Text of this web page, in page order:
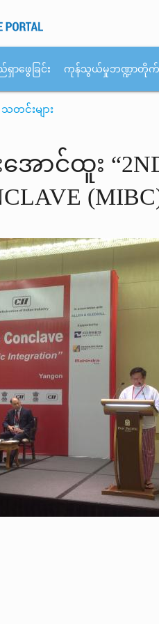
ာဖွေခြင်း ကုန်သွယ်မှုဘဏ္ဍာတိုက်
သတင်းများ
ာင်ထူး “2ND